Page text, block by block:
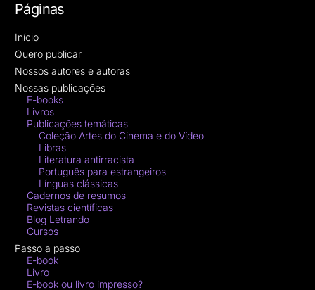
Páginas
Início
Quero publicar
Nossos autores e autoras
Nossas publicações
E-books
Livros
Publicações temáticas
Coleção Artes do Cinema e do Vídeo
Libras
Literatura antirracista
Português para estrangeiros
Línguas clássicas
Cadernos de resumos
Revistas científicas
Blog Letrando
Cursos
Passo a passo
E-book
Livro
E-book ou livro impresso?